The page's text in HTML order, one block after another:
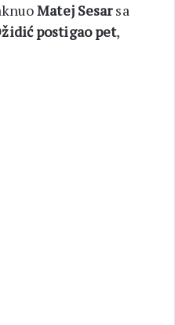
Matej Sesarsa
postigao pet,